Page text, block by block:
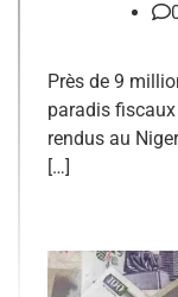
Près de 9
paradis
rendus au
[…]